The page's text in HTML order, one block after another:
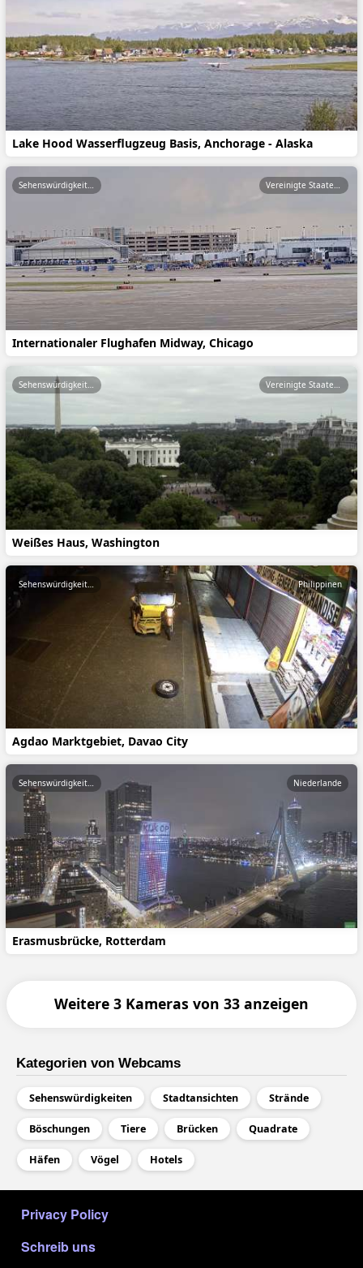
Lake Hood Wasserflugzeug Basis, Anchorage - Alaska
Internationaler Flughafen Midway, Chicago
Sehenswürdigkeiten Vereinigte Staaten von Amerika
Weißes Haus, Washington
Sehenswürdigkeiten Vereinigte Staaten von Amerika
Agdao Marktgebiet, Davao City
Philippinen
Erasmusbrücke, Rotterdam
Sehenswürdigkeiten Niederlande
Weitere 3 Kameras von 33 anzeigen
Kategorien von Webcams
Sehenswürdigkeiten Stadtansichten Strände
Böschungen Tiere Brücken Quadrate
Häfen Vögel Hotels
Privacy Policy
Schreib uns